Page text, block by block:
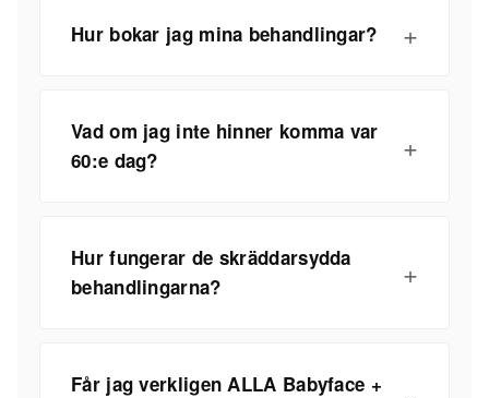
Hur bokar jag mina behandlingar?
Vad om jag inte hinner komma var
60:e dag?
Hur fungerar de skräddarsydda
behandlingarna?
Får jag verkligen ALLA Babyface +